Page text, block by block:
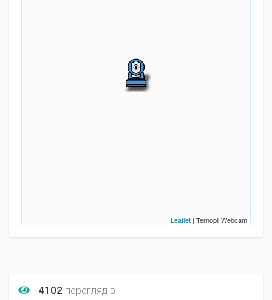
Leaflet | Ternopil.Webcam
4102 переглядів